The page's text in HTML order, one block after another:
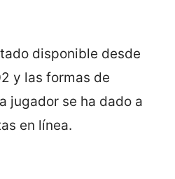
disponible desde
y las formas de
jugador se ha dado a
en línea.